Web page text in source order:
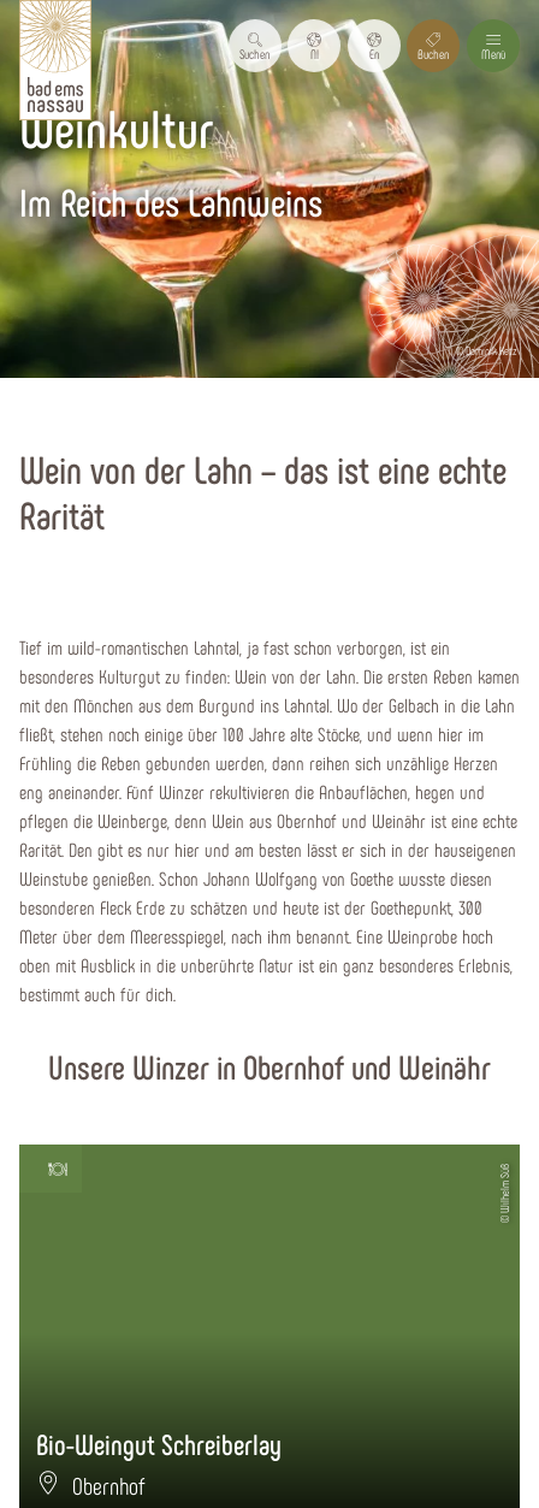
Suchen Nl En Buchen Menü
© Dominik Ketz
Weinkultur
Im Reich des Lahnweins
Wein von der Lahn – das ist eine echte
Rarität
Tief im wild-romantischen Lahntal, ja fast schon verborgen, ist ein
besonderes Kulturgut zu finden: Wein von der Lahn. Die ersten Reben kamen
mit den Mönchen aus dem Burgund ins Lahntal. Wo der Gelbach in die Lahn
fließt, stehen noch einige über 100 Jahre alte Stöcke, und wenn hier im
Frühling die Reben gebunden werden, dann reihen sich unzählige Herzen
eng aneinander. Fünf Winzer rekultivieren die Anbauflächen, hegen und
pflegen die Weinberge, denn Wein aus Obernhof und Weinähr ist eine echte
Rarität. Den gibt es nur hier und am besten lässt er sich in der hauseigenen
Weinstube genießen. Schon Johann Wolfgang von Goethe wusste diesen
besonderen Fleck Erde zu schätzen und heute ist der Goethepunkt, 300
Meter über dem Meeresspiegel, nach ihm benannt. Eine Weinprobe hoch
oben mit Ausblick in die unberührte Natur ist ein ganz besonderes Erlebnis,
bestimmt auch für dich.
Unsere Winzer in Obernhof und Weinähr
© Wilhelm Süß
Bio-Weingut Schreiberlay
Obernhof